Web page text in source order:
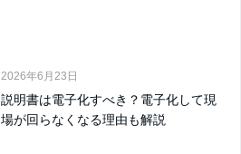
2026年6月23日
説明書は電子化すべき？電子化して現
場が回らなくなる理由も解説